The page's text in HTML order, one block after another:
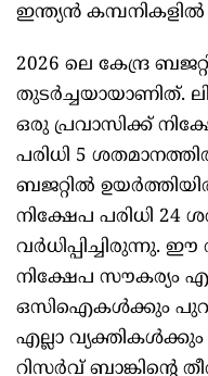
ഇന്ത്യന്‍ കമ്പനികളില്‍
2026 ലെ കേന്ദ്ര
തുടര്‍ച്ചയായാണിത്.
ഒരു പ്രവാസിക്ക്
പരിധി 5
ബജറ്റില്‍
നിക്ഷേപ പരിധി 24
വര്‍ധിപ്പിച്ചിരുന്നു.
നിക്ഷേപ
ഒസിഐകള്‍ക്കും
എല്ലാ
റിസര്‍വ് ബാങ്കിന്റെ